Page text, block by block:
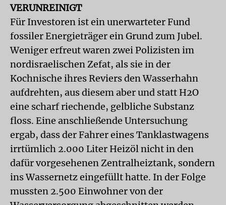
VERUNREINIGT
Für Investoren ist ein unerwarteter Fund
fossiler Energieträger ein Grund zum Jubel.
Weniger erfreut waren zwei Polizisten im
nordisraelischen Zefat, als sie in der
Kochnische ihres Reviers den Wasserhahn
aufdrehten, aus diesem aber und statt H2O
eine scharf riechende, gelbliche Substanz
floss. Eine anschließende Untersuchung
ergab, dass der Fahrer eines Tanklastwagens
irrtümlich 2.000 Liter Heizöl nicht in den
dafür vorgesehenen Zentralheiztank, sondern
ins Wassernetz eingefüllt hatte. In der Folge
mussten 2.500 Einwohner von der